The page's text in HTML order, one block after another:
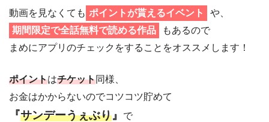
動画を見なくても ポイントが貰えるイベント
や、
期間限定で全話無料で読める作品
もあるので
まめにアプリのチェックをすることをオススメします！
ポイントはチケット同様、
お金はかからないのでコツコツ貯めて
『サンデーうぇぶり』
で